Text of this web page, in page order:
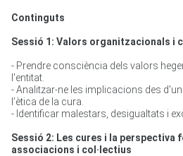
Continguts
Sessió 1: Valors organitzacionals i
- Prendre consciència dels valors
l'entitat.
- Analitzar-ne les implicacions des
l’ètica de la cura.
- Identificar malestars, desigualtats i
Sessió 2: Les cures i la perspectiva
associacions i col·lectius